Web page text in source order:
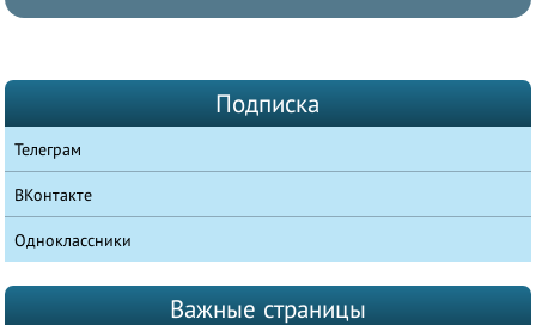
Подписка
Телеграм
ВКонтакте
Одноклассники
Важные страницы